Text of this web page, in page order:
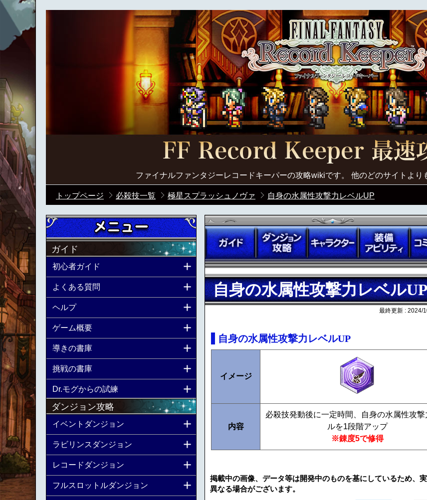
ファイナルファンタジーレコードキーパーの攻略wikiです。 他のどのサイトより
トップページ 必殺技一覧 極星スプラッシュノヴァ 自身の水属性攻撃力レベルUP
自身の水属性攻撃力レベル
最終更新 : 2024/
自身の水属性攻撃力レベルUP
イメージ
内容
必殺技発動後に一定時間、自身の水属性攻撃
ルを1段階アップ
※錬度5で修得
掲載中の画像、データ等は開発中のものを基にしているため、
異なる場合がございます。
ガイド
初心者ガイド
よくある質問
ヘルプ
ゲーム概要
導きの書庫
挑戦の書庫
Dr.モグからの試練
ダンジョン攻略
イベントダンジョン
ラビリンスダンジョン
レコードダンジョン
フルスロットルダンジョン